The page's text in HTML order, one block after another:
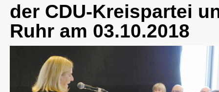
CDU Slider 04
der CDU-Kreispartei
Ruhr am 03.10.2018